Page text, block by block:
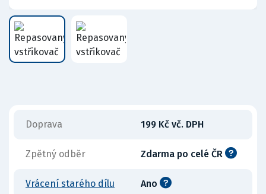
Doprava 199 Kč vč. DPH
Zpětný odběr Zdarma po celé ČR
Vrácení starého dílu Ano